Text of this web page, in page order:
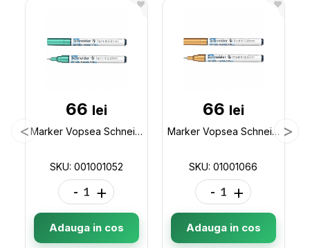
66 lei
Marker Vopsea Schneider 0.10-0.8mm green metalic 101052 001001052
SKU: 001001052
- +
Adauga in cos
66 lei
Marker Vopsea Schneider 0.10-0.8mm Gold metalic 101066 01001066
SKU: 01001066
- +
Adauga in cos